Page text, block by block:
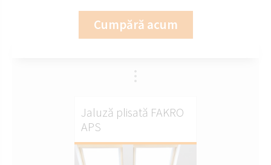
Cumpără acum
Jaluză plisată FAKRO
APS